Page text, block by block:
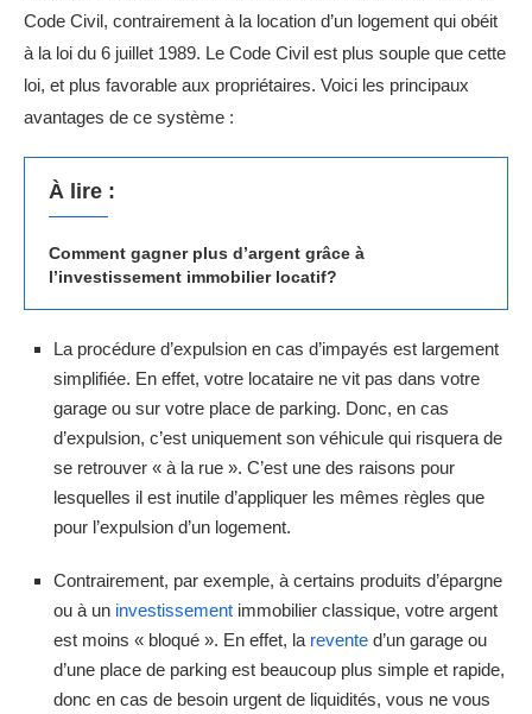
Code Civil, contrairement à la location d’un logement qui obéit
à la loi du 6 juillet 1989. Le Code Civil est plus souple que cette
loi, et plus favorable aux propriétaires. Voici les principaux
avantages de ce système :
À lire :
Comment gagner plus d’argent grâce à
l’investissement immobilier locatif?
La procédure d’expulsion en cas d’impayés est largement
simplifiée. En effet, votre locataire ne vit pas dans votre
garage ou sur votre place de parking. Donc, en cas
d’expulsion, c’est uniquement son véhicule qui risquera de
se retrouver « à la rue ». C’est une des raisons pour
lesquelles il est inutile d’appliquer les mêmes règles que
pour l’expulsion d’un logement.
Contrairement, par exemple, à certains produits d’épargne
ou à un investissement immobilier classique, votre argent
est moins « bloqué ». En effet, la revente d’un garage ou
d’une place de parking est beaucoup plus simple et rapide,
donc en cas de besoin urgent de liquidités, vous ne vous